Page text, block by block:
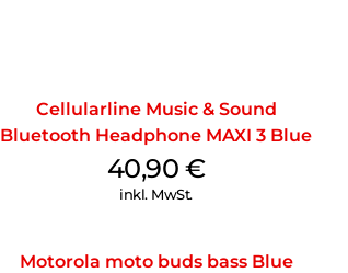
Cellularline Music & Sound
Bluetooth Headphone MAXI 3 Blue
40,90 €
inkl. MwSt.
Motorola moto buds bass Blue